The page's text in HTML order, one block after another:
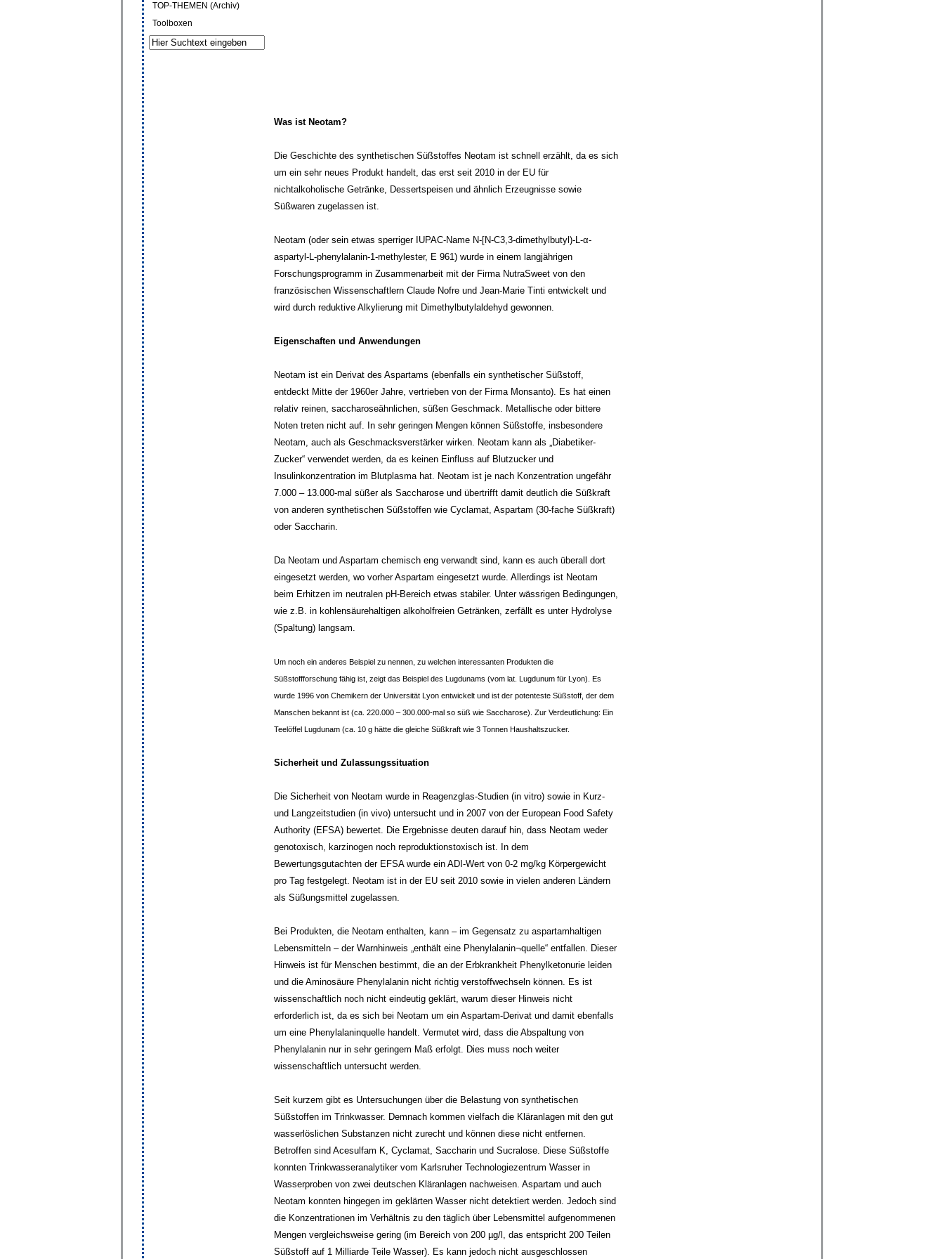
TOP-THEMEN (Archiv)
Toolboxen
Was ist Neotam?
Die Geschichte des synthetischen Süßstoffes Neotam ist schnell erzählt, da es sich
um ein sehr neues Produkt handelt, das erst seit 2010 in der EU für
nichtalkoholische Getränke, Dessertspeisen und ähnlich Erzeugnisse sowie
Süßwaren zugelassen ist.
Neotam (oder sein etwas sperriger IUPAC-Name N-[N-C3,3-dimethylbutyl)-L-α-
aspartyl-L-phenylalanin-1-methylester, E 961) wurde in einem langjährigen
Forschungsprogramm in Zusammenarbeit mit der Firma NutraSweet von den
französischen Wissenschaftlern Claude Nofre und Jean-Marie Tinti entwickelt und
wird durch reduktive Alkylierung mit Dimethylbutylaldehyd gewonnen.
Eigenschaften und Anwendungen
Neotam ist ein Derivat des Aspartams (ebenfalls ein synthetischer Süßstoff,
entdeckt Mitte der 1960er Jahre, vertrieben von der Firma Monsanto). Es hat einen
relativ reinen, saccharoseähnlichen, süßen Geschmack. Metallische oder bittere
Noten treten nicht auf. In sehr geringen Mengen können Süßstoffe, insbesondere
Neotam, auch als Geschmacksverstärker wirken. Neotam kann als „Diabetiker-
Zucker“ verwendet werden, da es keinen Einfluss auf Blutzucker und
Insulinkonzentration im Blutplasma hat. Neotam ist je nach Konzentration ungefähr
7.000 – 13.000-mal süßer als Saccharose und übertrifft damit deutlich die Süßkraft
von anderen synthetischen Süßstoffen wie Cyclamat, Aspartam (30-fache Süßkraft)
oder Saccharin.
Da Neotam und Aspartam chemisch eng verwandt sind, kann es auch überall dort
eingesetzt werden, wo vorher Aspartam eingesetzt wurde. Allerdings ist Neotam
beim Erhitzen im neutralen pH-Bereich etwas stabiler. Unter wässrigen Bedingungen,
wie z.B. in kohlensäurehaltigen alkoholfreien Getränken, zerfällt es unter Hydrolyse
(Spaltung) langsam.
Um noch ein anderes Beispiel zu nennen, zu welchen interessanten Produkten die
Süßstoffforschung fähig ist, zeigt das Beispiel des Lugdunams (vom lat. Lugdunum für Lyon). Es
wurde 1996 von Chemikern der Universität Lyon entwickelt und ist der potenteste Süßstoff, der dem
Manschen bekannt ist (ca. 220.000 – 300.000-mal so süß wie Saccharose). Zur Verdeutlichung: Ein
Teelöffel Lugdunam (ca. 10 g hätte die gleiche Süßkraft wie 3 Tonnen Haushaltszucker.
Sicherheit und Zulassungssituation
Die Sicherheit von Neotam wurde in Reagenzglas-Studien (in vitro) sowie in Kurz-
und Langzeitstudien (in vivo) untersucht und in 2007 von der European Food Safety
Authority (EFSA) bewertet. Die Ergebnisse deuten darauf hin, dass Neotam weder
genotoxisch, karzinogen noch reproduktionstoxisch ist. In dem
Bewertungsgutachten der EFSA wurde ein ADI-Wert von 0-2 mg/kg Körpergewicht
pro Tag festgelegt. Neotam ist in der EU seit 2010 sowie in vielen anderen Ländern
als Süßungsmittel zugelassen.
Bei Produkten, die Neotam enthalten, kann – im Gegensatz zu aspartamhaltigen
Lebensmitteln – der Warnhinweis „enthält eine Phenylalanin¬quelle“ entfallen. Dieser
Hinweis ist für Menschen bestimmt, die an der Erbkrankheit Phenylketonurie leiden
und die Aminosäure Phenylalanin nicht richtig verstoffwechseln können. Es ist
wissenschaftlich noch nicht eindeutig geklärt, warum dieser Hinweis nicht
erforderlich ist, da es sich bei Neotam um ein Aspartam-Derivat und damit ebenfalls
um eine Phenylalaninquelle handelt. Vermutet wird, dass die Abspaltung von
Phenylalanin nur in sehr geringem Maß erfolgt. Dies muss noch weiter
wissenschaftlich untersucht werden.
Seit kurzem gibt es Untersuchungen über die Belastung von synthetischen
Süßstoffen im Trinkwasser. Demnach kommen vielfach die Kläranlagen mit den gut
wasserlöslichen Substanzen nicht zurecht und können diese nicht entfernen.
Betroffen sind Acesulfam K, Cyclamat, Saccharin und Sucralose. Diese Süßstoffe
konnten Trinkwasseranalytiker vom Karlsruher Technologiezentrum Wasser in
Wasserproben von zwei deutschen Kläranlagen nachweisen. Aspartam und auch
Neotam konnten hingegen im geklärten Wasser nicht detektiert werden. Jedoch sind
die Konzentrationen im Verhältnis zu den täglich über Lebensmittel aufgenommenen
Mengen vergleichsweise gering (im Bereich von 200 µg/l, das entspricht 200 Teilen
Süßstoff auf 1 Milliarde Teile Wasser). Es kann jedoch nicht ausgeschlossen